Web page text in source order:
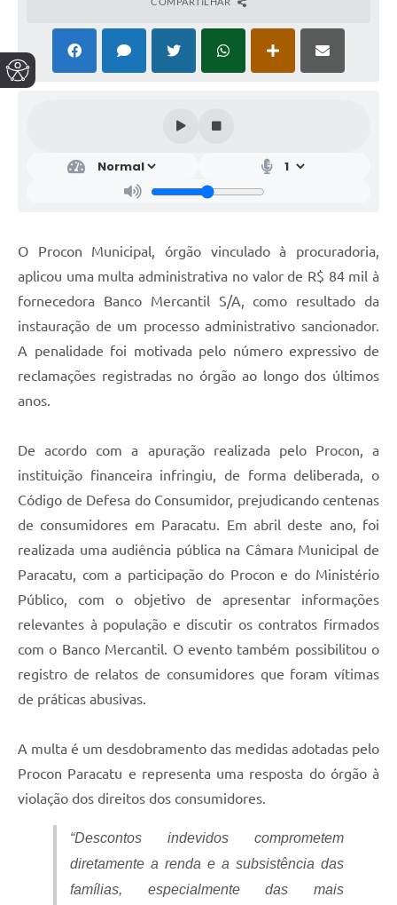
O Procon Municipal, órgão vinculado à procuradoria,
aplicou uma multa administrativa no valor de R$ 84 mil à
fornecedora Banco Mercantil S/A, como resultado da
instauração de um processo administrativo sancionador.
A penalidade foi motivada pelo número expressivo de
reclamações registradas no órgão ao longo dos últimos
anos.
De acordo com a apuração realizada pelo Procon, a
instituição financeira infringiu, de forma deliberada, o
Código de Defesa do Consumidor, prejudicando centenas
de consumidores em Paracatu. Em abril deste ano, foi
realizada uma audiência pública na Câmara Municipal de
Paracatu, com a participação do Procon e do Ministério
Público, com o objetivo de apresentar informações
relevantes à população e discutir os contratos firmados
com o Banco Mercantil. O evento também possibilitou o
registro de relatos de consumidores que foram vítimas
de práticas abusivas.
A multa é um desdobramento das medidas adotadas pelo
Procon Paracatu e representa uma resposta do órgão à
violação dos direitos dos consumidores.
“Descontos indevidos comprometem
diretamente a renda e a subsistência das
famílias, especialmente das mais